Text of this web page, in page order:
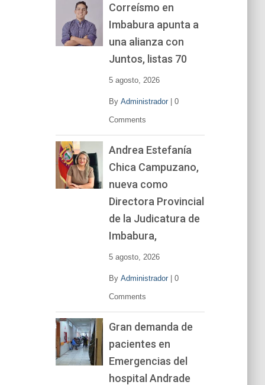
Correísmo en
Imbabura apunta a
una alianza con
Juntos, listas 70
5 agosto, 2026
By Administrador| 0
Comments
Andrea Estefanía
Chica Campuzano,
nueva como
Directora Provincial
de la Judicatura de
Imbabura,
5 agosto, 2026
By Administrador| 0
Comments
Gran demanda de
pacientes en
Emergencias del
hospital Andrade